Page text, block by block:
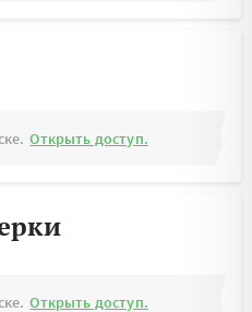
Открыть доступ.
Открыть доступ.